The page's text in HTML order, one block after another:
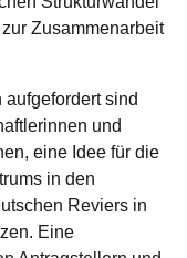
Zusammenarbeit
sind
und
eine Idee für die
in den
Reviers in
Eine